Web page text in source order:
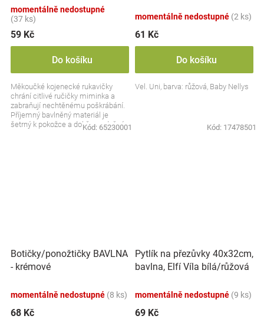
momentálně nedostupné
(37 ks)
59 Kč
Do košíku
Měkoučké kojenecké rukavičky
chrání citlivé ručičky miminka a
zabraňují nechtěnému poškrábání.
Příjemný bavlněný materiál je
šetrný k pokožce a dobře prodyšný.
Kód: 65230001
momentálně nedostupné (2 ks)
61 Kč
Do košíku
Vel. Uni, barva: růžová, Baby Nellys
Kód: 17478501
Botičky/ponožtičky BAVLNA
- krémové
momentálně nedostupné (8 ks)
68 Kč
Pytlík na přezůvky 40x32cm,
bavlna, Elfí Víla bílá/růžová
momentálně nedostupné (9 ks)
69 Kč